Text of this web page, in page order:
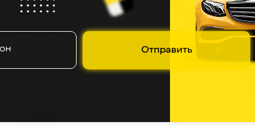
Отправить